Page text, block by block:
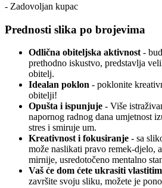
- Zadovoljan kupac
Prednosti slika po brojevima
Odlična obiteljska aktivnost-
prethodno iskustvo, predstavlja
obitelj.
Idealan poklon - poklonite
obitelji!
Opušta i ispunjuje - Više
napornog radnog dana umjetnost
stres i smiruje um.
Kreativnost i fokusiranje - sa
može naslikati pravo remek-djelo,
mirnije, usredotočeno mentalno
Vaš će dom ćete ukrasiti
završite svoju sliku, možete je